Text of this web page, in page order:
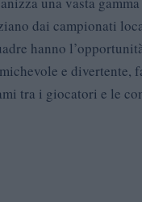
dai campionati
hanno
e divertente,
tra i giocatori e le